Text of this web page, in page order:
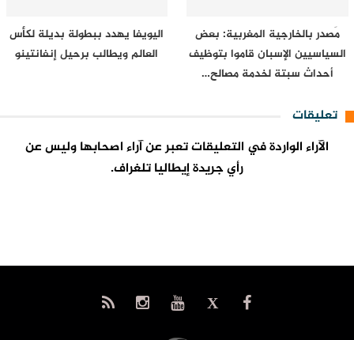
مَصدر بالخارجية المغربية: بعض
السياسيين الإسبان قاموا بتوظيف
أحداث سبتة لخدمة مصالح…
اليويفا يهدد ببطولة بديلة لكأس
العالم ويطالب برحيل إنفانتينو
تعليقات
الآراء الواردة في التعليقات تعبر عن آراء اصحابها وليس عن
رأي جريدة إيطاليا تلغراف.